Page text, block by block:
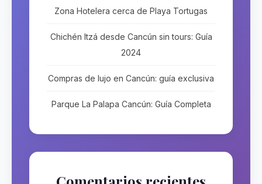
Zona Hotelera cerca de Playa Tortugas
Chichén Itzá desde Cancún sin tours: Guía
2024
Compras de lujo en Cancún: guía exclusiva
Parque La Palapa Cancún: Guía Completa